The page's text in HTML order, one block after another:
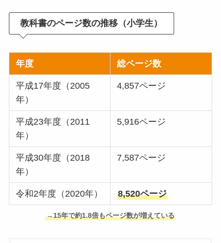
教科書のページ数の推移（小学生）
年度 総ページ数
平成17年度（2005
年）
4,857ページ
平成23年度（2011
年）
5,916ページ
平成30年度（2018
年）
7,587ページ
令和2年度（2020年） 8,520ページ
→15年で約1.8倍もページ数が増えている